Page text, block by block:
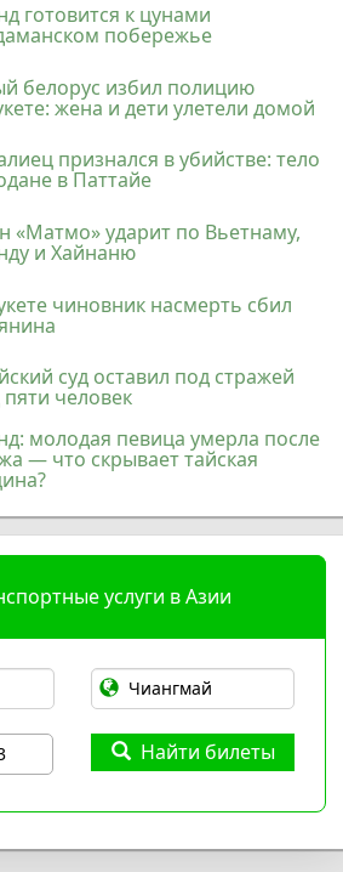
готовится к цунами
побережье
белорус избил полицию
жена и дети улетели домой
признался в убийстве: тело
в Паттайе
«Матмо» ударит по Вьетнаму,
и Хайнаню
чиновник насмерть сбил
суд оставил под стражей
человек
молодая певица умерла после
— что скрывает тайская
услуги в Азии
Найти билеты